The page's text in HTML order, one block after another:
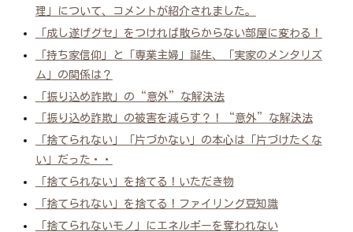
理」について、コメントが紹介されました。
「成し遂げグセ」をつければ散らからない部屋に変わる！
「持ち家信仰」と「専業主婦」誕生、「実家のメンタリズ
ム」の関係は？
「振り込め詐欺」の“意外”な解決法
「振り込め詐欺」の被害を減らす？！“意外”な解決法
「捨てられない」「片づかない」の本心は「片づけたくな
い」だった・・
「捨てられない」を捨てる！いただき物
「捨てられない」を捨てる！ファイリング豆知識
「捨てられないモノ」にエネルギーを奪われない